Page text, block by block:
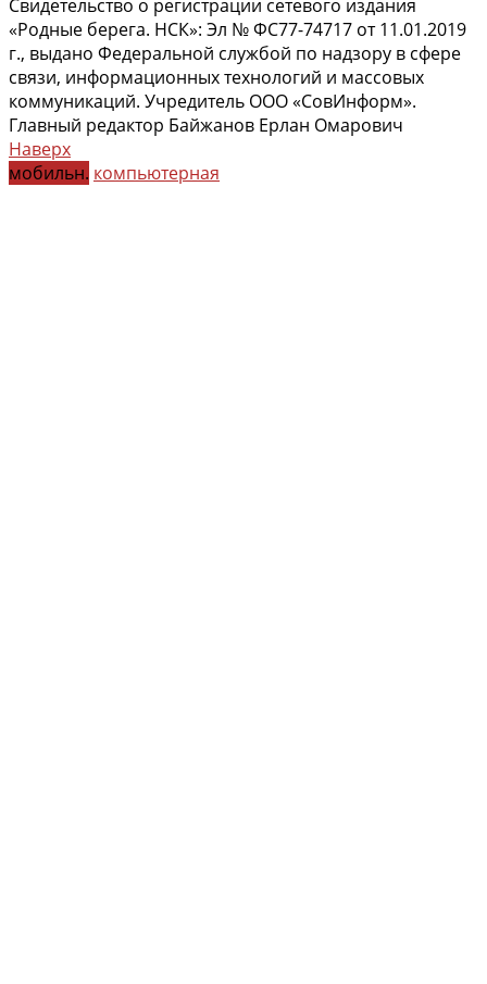
Свидетельство о регистрации сетевого издания
«Родные берега. НСК»: Эл № ФС77-74717 от 11.01.2019
г., выдано Федеральной службой по надзору в сфере
связи, информационных технологий и массовых
коммуникаций. Учредитель ООО «СовИнформ».
Главный редактор Байжанов Ерлан Омарович
Наверх
мобильн. компьютерная